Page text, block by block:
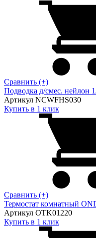
Сравнить (+)
Подводка д/смес. нейлон
Артикул NCWFHS030
Купить в 1 клик
Сравнить (+)
Термостат комнатный
Артикул OTK01220
Купить в 1 клик